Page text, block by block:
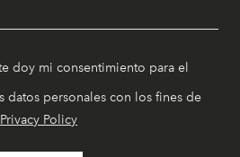
doy mi consentimiento para el
datos personales con los fines de
Privacy Policy